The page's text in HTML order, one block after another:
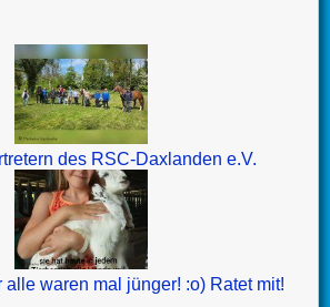
des RSC-Daxlanden e.V.
waren mal jünger! :o) Ratet mit!